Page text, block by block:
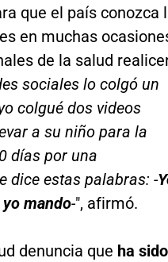
que el país conozca
en muchas
de la salud
sociales lo colgó un
colgué dos videos
a su niño para la
días por una
dice estas palabras: -
mando-", afirmó.
denuncia que ha sido